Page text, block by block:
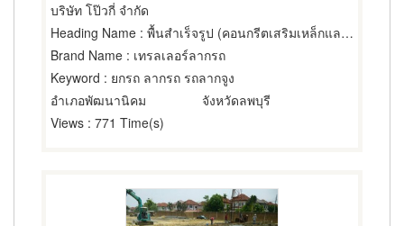
บริษัท โป๊วกี่ จำกัด
Heading Name : พื้นสำเร็จรูป (คอนกรีตเสริมเหล็กและอัดแรง),เหล็ก,รอก
Brand Name : เทรลเลอร์ลากรถ
Keyword : ยกรถ ลากรถ รถลากจูง
อำเภอพัฒนานิคม
จังหวัดลพบุรี
Views : 771 Time(s)